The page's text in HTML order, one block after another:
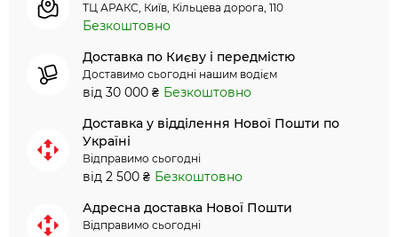
ТЦ АРАКС, Київ, Кільцева дорога, 110
Безкоштовно
Доставка по Києву і передмістю
Доставимо сьогодні нашим водієм
від 30 000 ₴ Безкоштовно
Доставка у відділення Нової Пошти по
Україні
Відправимо сьогодні
від 2 500 ₴ Безкоштовно
Адресна доставка Нової Пошти
Відправимо сьогодні